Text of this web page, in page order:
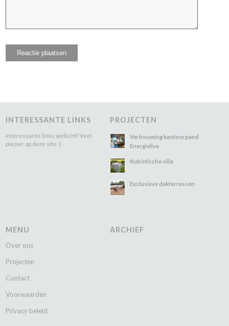
INTERESSANTE LINKS
Interessante links wellicht? Veel
plezier op deze site :)
PROJECTEN
Verbouwing kantoorpand
Energielive
Kubistische villa
Exclusieve dakterrassen
MENU
Over ons
Projecten
Contact
Voorwaarden
Privacy beleid
ARCHIEF